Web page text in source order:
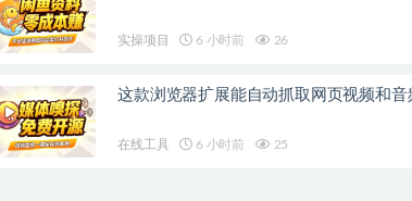
实操项目 6 小时前 26
这款浏览器扩展能自动抓取网页视频和音
在线工具 6 小时前 25